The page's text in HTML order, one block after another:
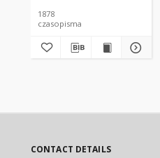
1878
czasopisma
CONTACT DETAILS